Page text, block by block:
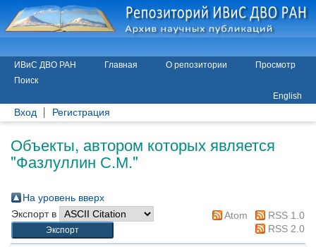
ИВиС ДВО РАН Главная О репозитории
Просмотр
Поиск
English
Вход Регистрация
Объекты, автором которых является
"Фазлуллин С.М."
На уровень вверх
Экспорт в
Atom
RSS 1.0
RSS 2.0